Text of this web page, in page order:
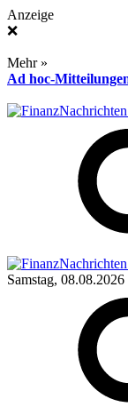
Anzeige
❌
Mehr »
Ad hoc-
Samstag, 08.08.2026